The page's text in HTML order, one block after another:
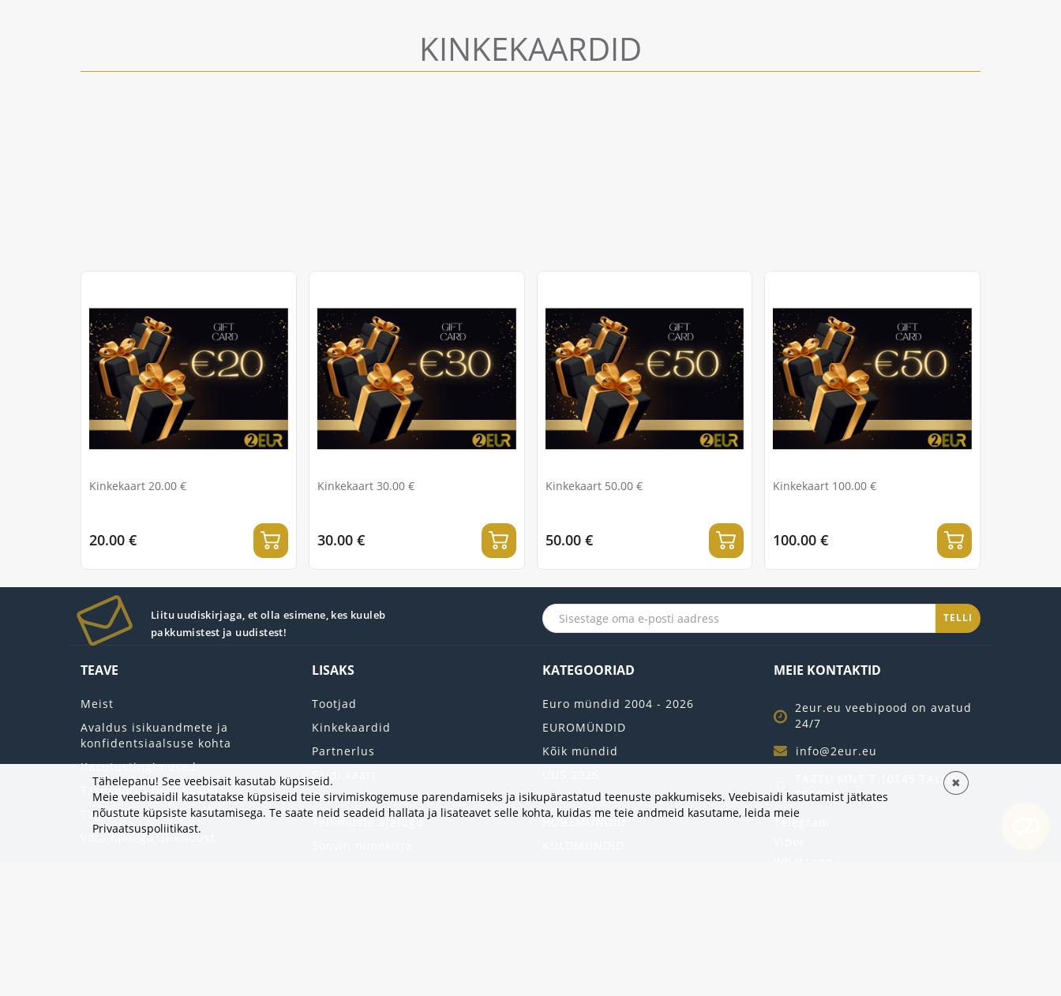
KINKEKAARDID
Kinkekaart 20.00 €
20.00 €
Kinkekaart 30.00 €
30.00 €
Kinkekaart 50.00 €
50.00 €
Kinkekaart 100.00 €
100.00 €
Liitu uudiskirjaga, et olla esimene, kes kuuleb
pakkumistest ja uudistest!
TELLI
TEAVE
Meist
Avaldus isikuandmete ja
konfidentsiaalsuse kohta
Kasutustingimused
Transpordi tingimused
Tagastab
Võta meiega ühendust
LISAKS
Tootjad
Kinkekaardid
Partnerlus
Saidi kaart
Minu konto
Tellimuste ajalugu
KATEGOORIAD
Euro mündid 2004 - 2026
EUROMÜNDID
Kõik mündid
2 EURO RULLI
HÕBEMÜNDID
MEIE KONTAKTID
2eur.eu veebipood on avatud
24/7
info@2eur.eu
TARTU MNT 7 10145 TALLINN
ESTONIA
Telegram
Tähelepanu! See veebisait kasutab küpsiseid.
Meie veebisaidil kasutatakse küpsiseid teie sirvimiskogemuse parendamiseks ja isikupärastatud teenuste pakkumiseks. Veebisaidi kasutamist jätkates
nõustute küpsiste kasutamisega. Te saate neid seadeid hallata ja lisateavet selle kohta, kuidas me teie andmeid kasutame, leida meie
Privaatsuspoliitikast.
✖